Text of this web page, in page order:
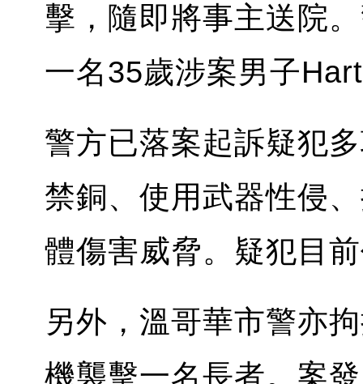
擊，隨即將事主送院
一名35歲涉案男子
警方已落案起訴疑犯
禁銅、使用武器性侵
體傷害威脅。疑犯目
另外，溫哥華市警亦
機襲擊一名長者。案